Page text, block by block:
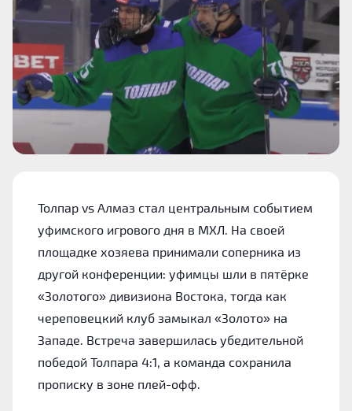
Толпар vs Алмаз стал центральным событием
уфимского игрового дня в МХЛ. На своей
площадке хозяева принимали соперника из
другой конференции: уфимцы шли в пятёрке
«Золотого» дивизиона Востока, тогда как
череповецкий клуб замыкал «Золото» на
Западе. Встреча завершилась убедительной
победой Толпара 4:1, а команда сохранила
прописку в зоне плей-офф.